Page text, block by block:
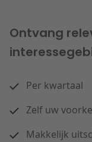
Ontvang
Per kwartaal
Zelf uw
Makkelijk